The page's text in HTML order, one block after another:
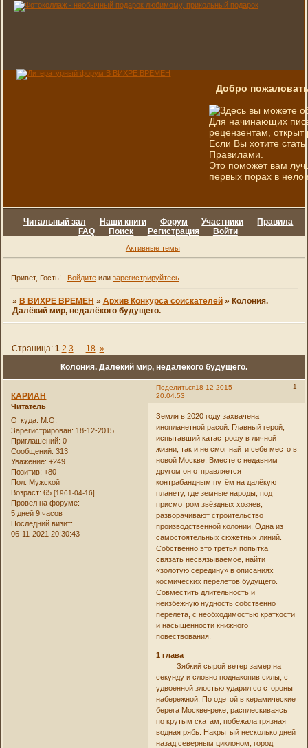
Добро
Здесь вы можете
Для начинающих
рецензентам, открыт
Если Вы хотите
Правилами.
Это поможет вам
первых порах в
Читальный зал Наши книги Форум Участники
Правила
FAQ
Поиск Регистрация Войти
Активные темы
Привет, Гость! Войдитеили зарегистрируйтесь.
» В ВИХРЕ ВРЕМЕН » Архив Конкурса соискателей » Колония.
Далёкий мир, недалёкого будущего.
Колония. Далёкий мир, недалёкого будущего.
Страница: 1 2 3 … 18 »
Поделиться 1
18-12-2015
20:04:53
КАРИАН
Читатель
Откуда: М.О.
Зарегистрирован: 18-12-2015
Приглашений: 0
Сообщений: 313
Уважение: +249
Позитив: +80
Пол: Мужской
Возраст: 65[1961-04-16]
Провел на форуме:
5 дней 9 часов
Последний визит:
06-11-2021 20:30:43
Земля в 2020 году захвачена
инопланетной расой. Главный герой,
испытавший катастрофу в личной
жизни, так и не смог найти себе место в
новой Москве. Вместе с недавним
другом он отправляется
контрабандным путём на далёкую
планету, где земные народы, под
присмотром звёздных хозяев,
разворачивают строительство
производственной колонии. Одна из
самостоятельных сюжетных линий.
Собственно это третья попытка
связать несвязываемое, найти
«золотую середину» в описаниях
космических перелётов будущего.
Совместить длительность и
неизбежную нудность собственно
перелёта, с необходимостью краткости
и насыщенности книжного
повествования.
1 глава
Зябкий сырой ветер замер на
секунду и словно поднакопив силы, с
удвоенной злостью ударил со стороны
набережной. По одетой в керамические
берега Москве-реке, расплескиваясь
по крутым скатам, побежала грязная
водная рябь. Накрытый несколько дней
назад северным циклоном, город